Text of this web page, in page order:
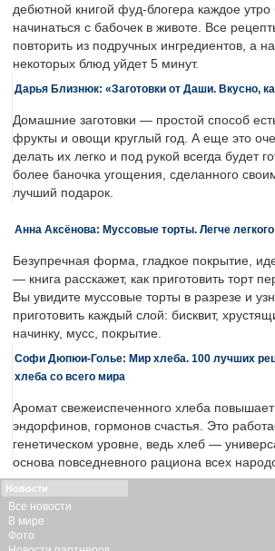
дебютной книгой фуд-блогера каждое утро
начинаться с бабочек в животе. Все
повторить из подручных ингредиентов, а
некоторых блюд уйдет 5 минут.
Дарья Близнюк: «Заготовки от Даши. Вкусно,
Домашние заготовки — простой способ
фрукты и овощи круглый год. А еще это
делать их легко и под рукой всегда будет
более баночка угощения, сделанного
лучший подарок.
Анна Аксёнова: Муссовые торты. Легче
Безупречная форма, гладкое покрытие,
— книга расскажет, как приготовить торт
Вы увидите муссовые торты в разрезе и
приготовить каждый слой: бисквит,
начинку, мусс, покрытие.
Софи Дюпюи-Голье: Мир хлеба. 100 лучших
хлеба со всего мира
Аромат свежеиспеченного хлеба
эндорфинов, гормонов счастья. Это
генетическом уровне, ведь хлеб —
основа повседневного рациона всех
Новости
Все новости
В мире
Фото